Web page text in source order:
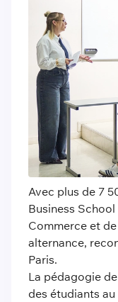
Avec plus de 7
Business
Commerce et
alternance,
Paris.
La pédagogie
des étudiants